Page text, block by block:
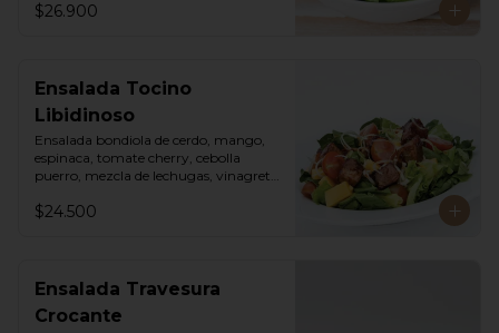
$26.900
Ensalada Tocino
Libidinoso
Ensalada bondiola de cerdo, mango,
espinaca, tomate cherry, cebolla
puerro, mezcla de lechugas, vinagreta
$24.500
Ensalada Travesura
Crocante